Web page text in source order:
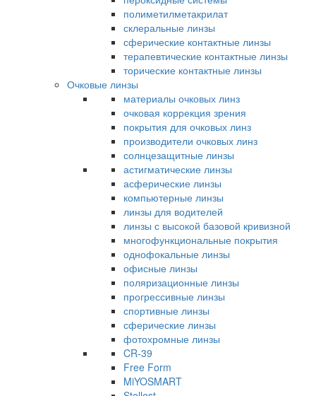
полиметилметакрилат
склеральные линзы
сферические контактные линзы
терапевтические контактные линзы
торические контактные линзы
Очковые линзы
материалы очковых линз
очковая коррекция зрения
покрытия для очковых линз
производители очковых линз
солнцезащитные линзы
астигматические линзы
асферические линзы
компьютерные линзы
линзы для водителей
линзы с высокой базовой кривизной
многофункциональные покрытия
однофокальные линзы
офисные линзы
поляризационные линзы
прогрессивные линзы
спортивные линзы
сферические линзы
фотохромные линзы
CR-39
Free Form
MiYOSMART